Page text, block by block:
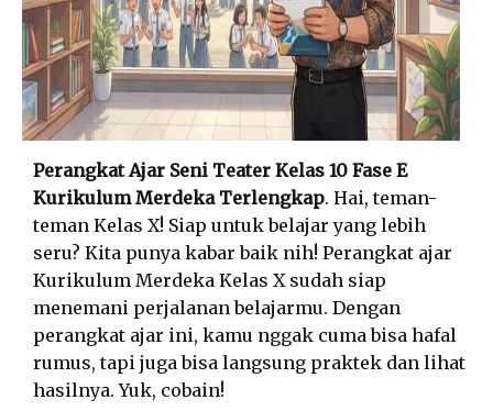
Perangkat Ajar Seni Teater Kelas 10 Fase E
Kurikulum Merdeka Terlengkap. Hai, teman-
teman Kelas X! Siap untuk belajar yang lebih
seru? Kita punya kabar baik nih! Perangkat ajar
Kurikulum Merdeka Kelas X sudah siap
menemani perjalanan belajarmu. Dengan
perangkat ajar ini, kamu nggak cuma bisa hafal
rumus, tapi juga bisa langsung praktek dan lihat
hasilnya. Yuk, cobain!